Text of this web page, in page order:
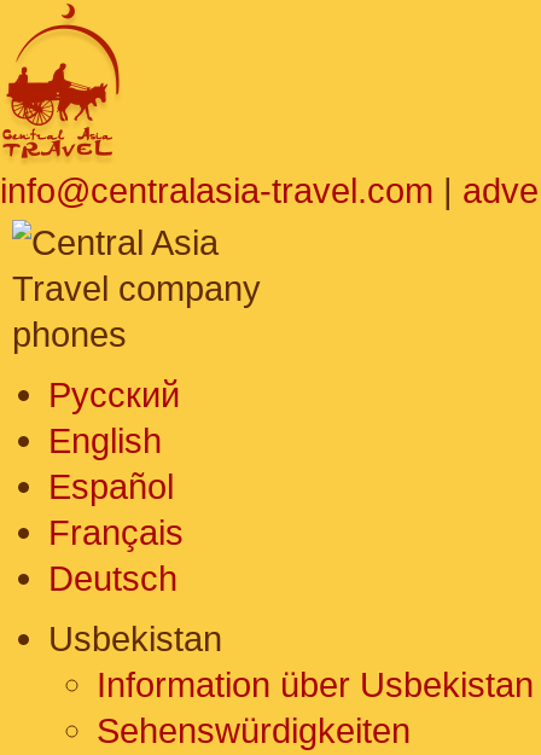
info@centralasia-travel.com |
Русский
English
Español
Français
Deutsch
Usbekistan
Information über Usbekistan
Sehenswürdigkeiten